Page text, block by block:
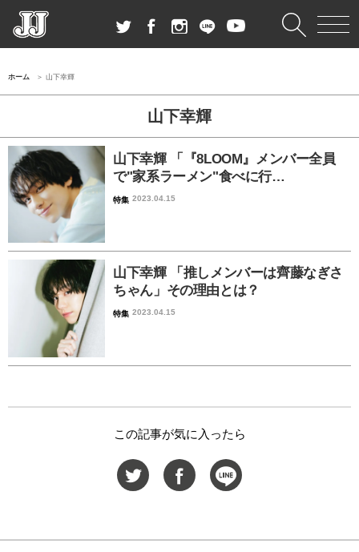
ホーム 山下幸輝
山下幸輝
山下幸輝 「『8LOOM』メンバー全員
で"家系ラーメン"食べに行…
特集 2023.04.15
山下幸輝 「推しメンバーは齊藤なぎさ
ちゃん」その理由とは？
特集 2023.04.15
この記事が気に入ったら